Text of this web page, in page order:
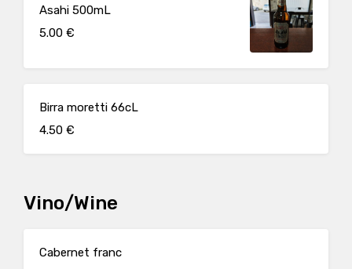
Asahi 500mL
5.00 €
Birra moretti 66cL
4.50 €
Vino/Wine
Cabernet franc